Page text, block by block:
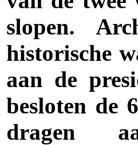
slopen.
historische
aan de
besloten de
dragen